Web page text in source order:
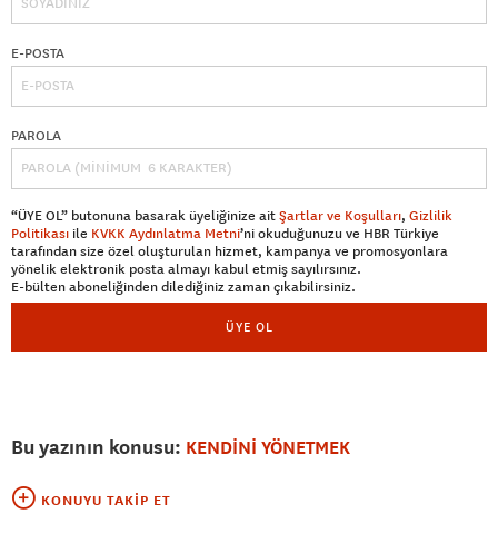
E-POSTA
PAROLA
“ÜYE OL” butonuna basarak üyeliğinize aitŞartlar ve Koşulları, Gizlilik
Politikası ile KVKK Aydınlatma Metni’ni okuduğunuzu ve HBR Türkiye
tarafından size özel oluşturulan hizmet, kampanya ve promosyonlara
yönelik elektronik posta almayı kabul etmiş sayılırsınız.
E-bülten aboneliğinden dilediğiniz zaman çıkabilirsiniz.
ÜYE OL
Bu yazının konusu: KENDİNİ YÖNETMEK
KONUYU TAKIP ET